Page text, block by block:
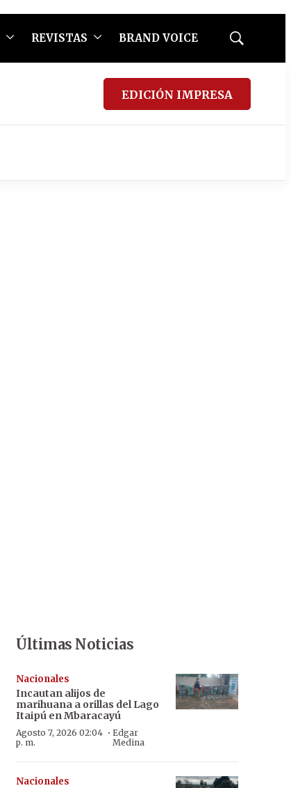
REVISTAS BRAND VOICE
Mostrar
EDICIÓN IMPRESA
Últimas Noticias
Nacionales
Incautan alijos de
marihuana a orillas del Lago
Itaipú en Mbaracayú
Agosto 7, 2026 02:04
p. m.
· Edgar
Medina
Nacionales